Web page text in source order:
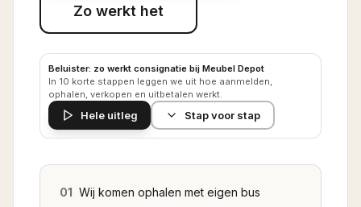
Zo werkt het
Beluister: zo werkt consignatie bij Meubel Depot
In 10 korte stappen leggen we uit hoe aanmelden,
ophalen, verkopen en uitbetalen werkt.
Hele uitleg Stap voor stap
01 Wij komen ophalen met eigen bus